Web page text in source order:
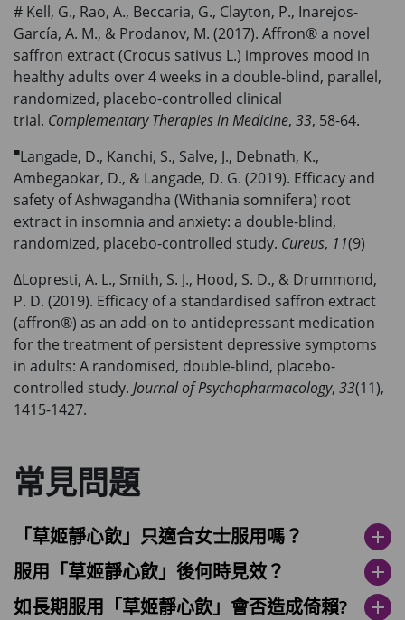
# Kell, G., Rao, A., Beccaria, G., Clayton, P., Inarejos-
García, A. M., & Prodanov, M. (2017). Affron® a novel
saffron extract (Crocus sativus L.) improves mood in
healthy adults over 4 weeks in a double-blind, parallel,
randomized, placebo-controlled clinical
trial. Complementary Therapies in Medicine, 33, 58-64.
■Langade, D., Kanchi, S., Salve, J., Debnath, K.,
Ambegaokar, D., & Langade, D. G. (2019). Efficacy and
safety of Ashwagandha (Withania somnifera) root
extract in insomnia and anxiety: a double-blind,
randomized, placebo-controlled study. Cureus, 11(9)
ΔLopresti, A. L., Smith, S. J., Hood, S. D., & Drummond,
P. D. (2019). Efficacy of a standardised saffron extract
(affron®) as an add-on to antidepressant medication
for the treatment of persistent depressive symptoms
in adults: A randomised, double-blind, placebo-
controlled study. Journal of Psychopharmacology, 33(11),
1415-1427.
常見問題
「草姬靜心飲」只適合女士服用嗎？ add
服用「草姬靜心飲」後何時見效？ add
如長期服用「草姬靜心飲」會否造成倚賴? add